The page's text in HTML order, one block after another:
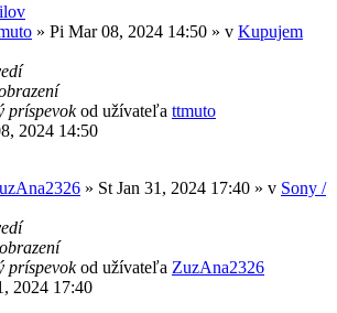
» Pi Mar 08, 2024 14:50 » v Kupujem
príspevokod užívateľa ttmuto
2024 14:50
» St Jan 31, 2024 17:40 » v Sony /
príspevokod užívateľa ZuzAna2326
2024 17:40